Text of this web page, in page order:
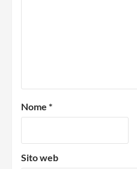
Nome *
Sito web